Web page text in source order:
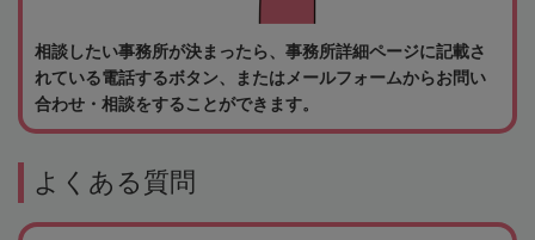
相談したい事務所が決まったら、事務所詳細ページに記載さ
れている電話するボタン、またはメールフォームからお問い
合わせ・相談をすることができます。
よくある質問